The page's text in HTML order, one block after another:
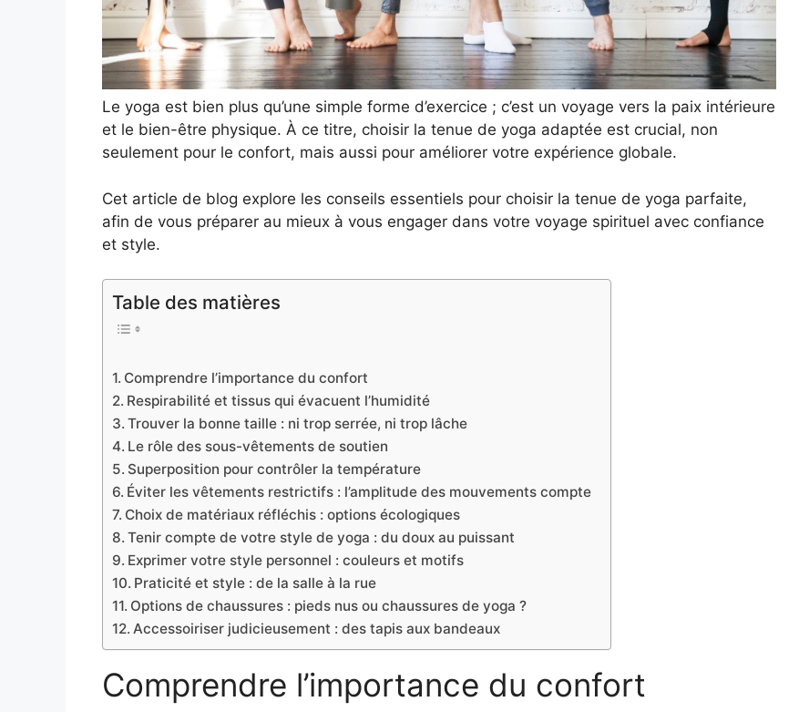
Le yoga est bien plus qu’une simple forme d’exercice ; c’est un voyage vers la paix intérieure
et le bien-être physique. À ce titre, choisir la tenue de yoga adaptée est crucial, non
seulement pour le confort, mais aussi pour améliorer votre expérience globale.
Cet article de blog explore les conseils essentiels pour choisir la tenue de yoga parfaite,
afin de vous préparer au mieux à vous engager dans votre voyage spirituel avec confiance
et style.
Table des matières
Comprendre l’importance du confort
Respirabilité et tissus qui évacuent l’humidité
Trouver la bonne taille : ni trop serrée, ni trop lâche
Le rôle des sous-vêtements de soutien
Superposition pour contrôler la température
Éviter les vêtements restrictifs : l’amplitude des mouvements compte
Choix de matériaux réfléchis : options écologiques
Tenir compte de votre style de yoga : du doux au puissant
Exprimer votre style personnel : couleurs et motifs
Praticité et style : de la salle à la rue
Options de chaussures : pieds nus ou chaussures de yoga ?
Accessoiriser judicieusement : des tapis aux bandeaux
Comprendre l’importance du confort